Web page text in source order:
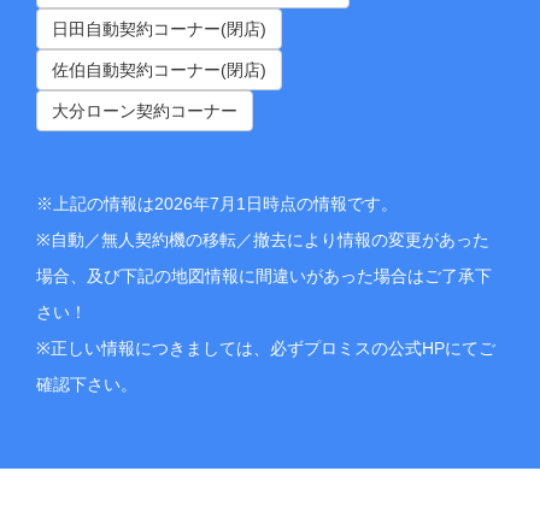
日田自動契約コーナー(閉店)
佐伯自動契約コーナー(閉店)
大分ローン契約コーナー
※上記の情報は2026年7月1日時点の情報です。
※自動／無人契約機の移転／撤去により情報の変更があった
場合、及び下記の地図情報に間違いがあった場合はご了承下
さい！
※正しい情報につきましては、必ずプロミスの公式HPにてご
確認下さい。